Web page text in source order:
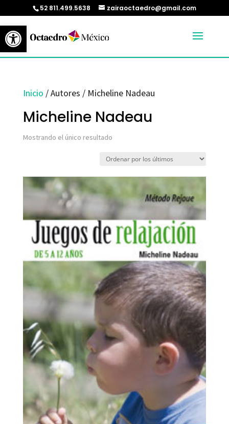
Abrir barra de herramientas
52 811.499.5638 zairaoctaedro@gmail.com
Inicio / Autores / Micheline Nadeau
Micheline Nadeau
Mostrando el único resultado